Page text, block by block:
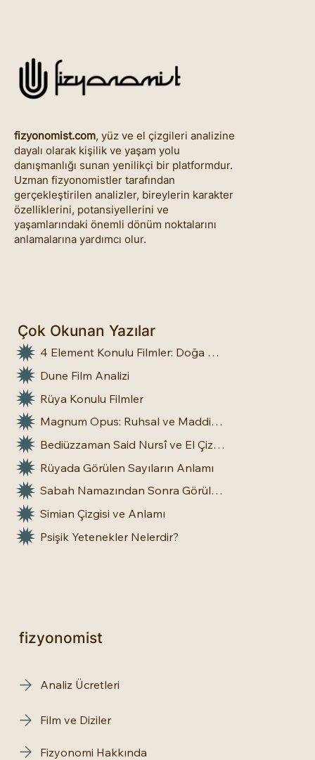
fizyonomist.com, yüz ve el çizgileri analizine
dayalı olarak kişilik ve yaşam yolu
danışmanlığı sunan yenilikçi bir platformdur.
Uzman fizyonomistler tarafından
gerçekleştirilen analizler, bireylerin karakter
özelliklerini, potansiyellerini ve
yaşamlarındaki önemli dönüm noktalarını
anlamalarına yardımcı olur.
Çok Okunan Yazılar
4 Element Konulu Filmler: Doğa Üstü Güçler
Dune Film Analizi
Rüya Konulu Filmler
Magnum Opus: Ruhsal ve Maddi Dönüşümün Büyük Eseri
Bediüzzaman Said Nursî ve El Çizgileri: İnsan Doğasına Dair Bir Bakış
Rüyada Görülen Sayıların Anlamı
Sabah Namazından Sonra Görülen Rüya Gerçek Olur mu?
Simian Çizgisi ve Anlamı
Psişik Yetenekler Nelerdir?
fizyonomist
Analiz Ücretleri
Film ve Diziler
Fizyonomi Hakkında